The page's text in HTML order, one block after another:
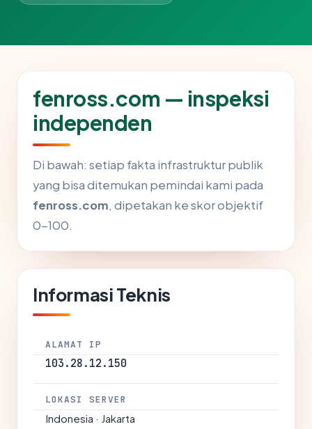
fenross.com — inspeksi
independen
Di bawah: setiap fakta infrastruktur publik
yang bisa ditemukan pemindai kami pada
fenross.com, dipetakan ke skor objektif
0-100.
Informasi Teknis
ALAMAT IP
103.28.12.150
LOKASI SERVER
Indonesia · Jakarta